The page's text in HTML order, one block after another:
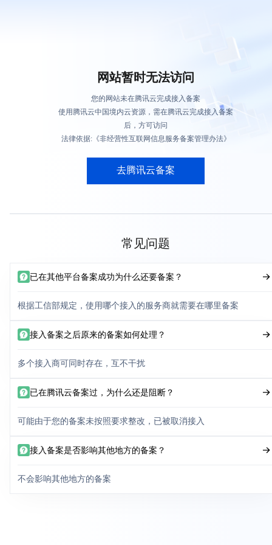
网站暂时无法访问
您的网站未在腾讯云完成接入备案
使用腾讯云中国境内云资源，需在腾讯云完成接入备案
后，方可访问
法律依据:《非经营性互联网信息服务备案管理办法》
去腾讯云备案
常见问题
已在其他平台备案成功为什么还要备案？
根据工信部规定，使用哪个接入的服务商就需要在哪里备案
接入备案之后原来的备案如何处理？
多个接入商可同时存在，互不干扰
已在腾讯云备案过，为什么还是阻断？
可能由于您的备案未按照要求整改，已被取消接入
接入备案是否影响其他地方的备案？
不会影响其他地方的备案